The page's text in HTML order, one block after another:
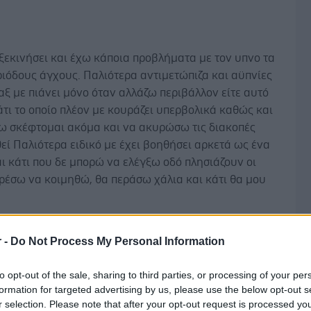
- Do Not Process My Personal Information
opt-out of the sale, sharing to third parties, or processing of your
for targeted advertising by us, please use the below opt-out
selection. Please note that after your opt-out request is processed
και έχω κάποια προβλήματα με τον υπνο τα
άγχους. Παλιότερα αντιμετώπιζα και αϋπνίες
με πιάνει μόνο όταν αλλάζω περιβάλλον είτε αυτό
το οποίο πλέον με κουράζει υπερβολικά καθώς και
σκέφτομαι ακόμα και να ακυρώσω τις διακοπές
ειδικό με έχει βοηθήσει αρκετά ως ένα
κάτι που δε μπορώ να ελέγξω οδό πλησιάζουν οι
να κοιμηθώ, θα περάσω χάλια και κάτι θα μου
Αυγούστου 2023, 22:43